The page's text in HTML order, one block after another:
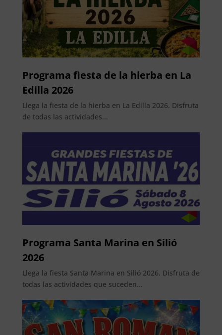
Programa fiesta de la hierba en La
Edilla 2026
Llega la fiesta de la hierba en La Edilla 2026. Disfruta
de todas las actividades...
Programa Santa Marina en Silió
2026
Llega la fiesta Santa Marina en Silió 2026. Disfruta de
todas las actividades que suceden...